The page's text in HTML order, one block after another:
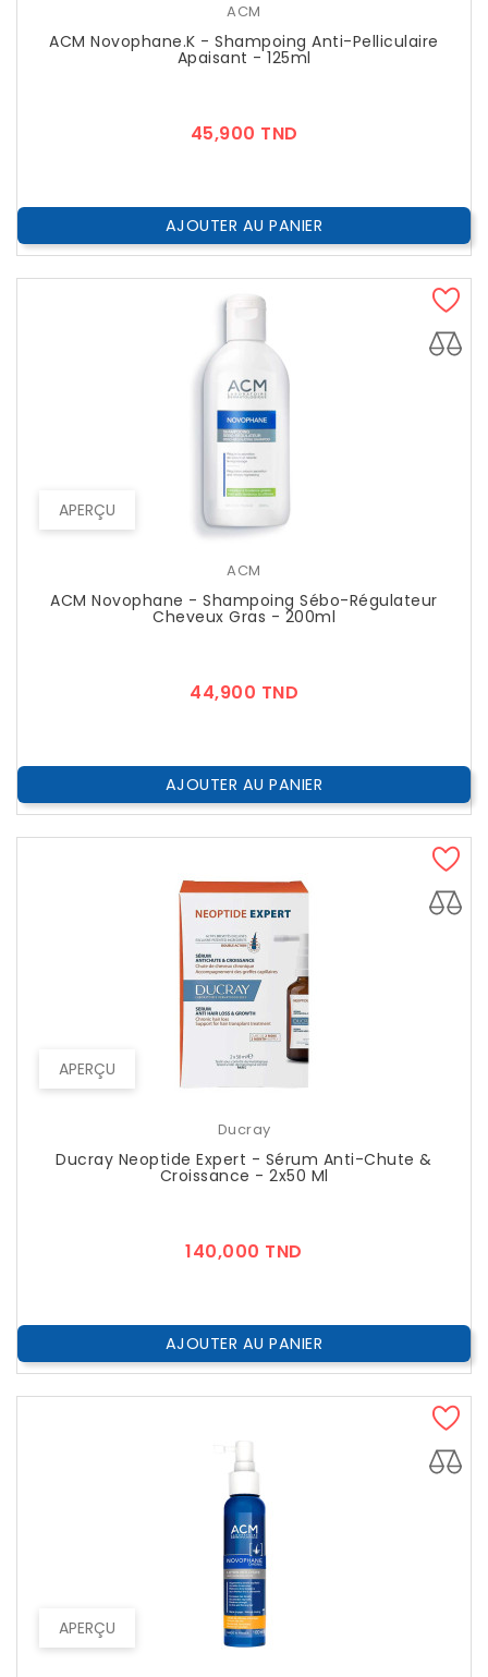
ACM
ACM Novophane.K - Shampoing Anti-Pelliculaire
Apaisant - 125ml
45,900 TND
AJOUTER AU PANIER
APERÇU
ACM
ACM Novophane - Shampoing Sébo-Régulateur
Cheveux Gras - 200ml
44,900 TND
AJOUTER AU PANIER
APERÇU
Ducray
Ducray Neoptide Expert - Sérum Anti-Chute &
Croissance - 2x50 Ml
140,000 TND
AJOUTER AU PANIER
APERÇU